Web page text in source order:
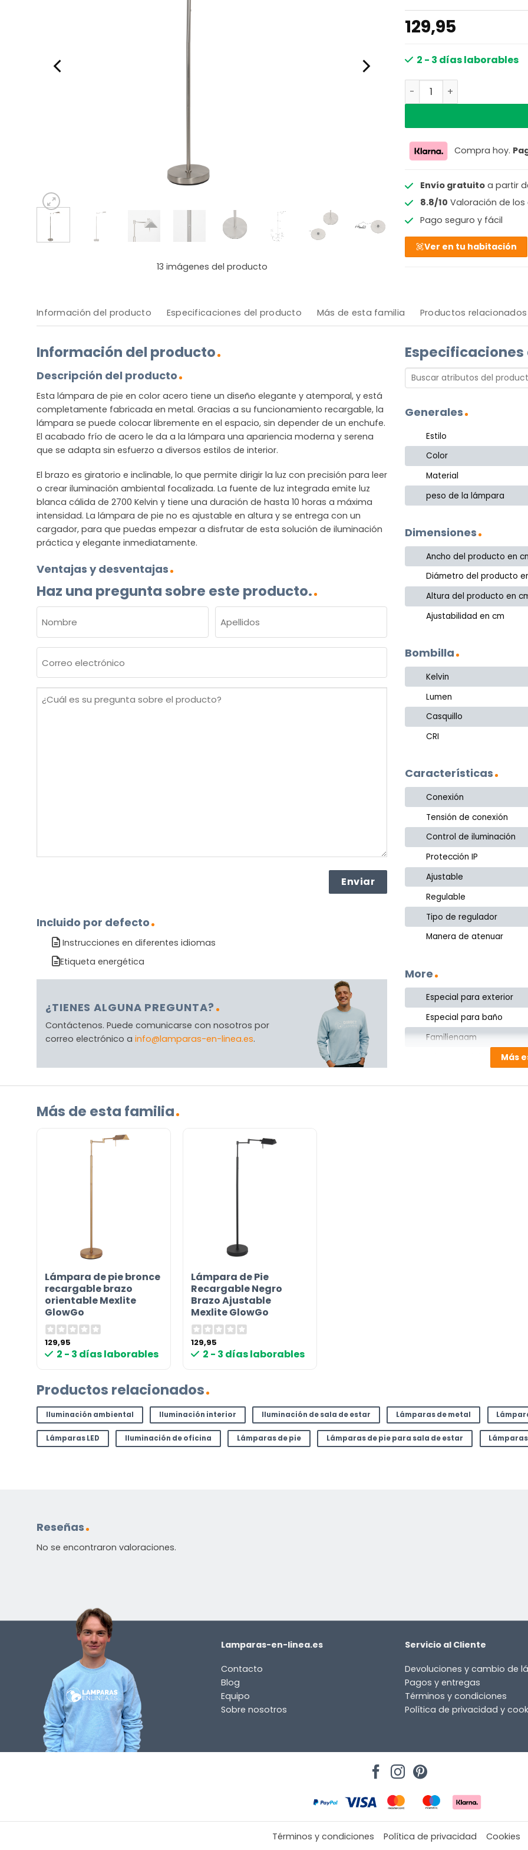
13 imágenes del producto
129,95
2 - 3 días laborables
Lámpara de Pie
Compra hoy.
Envío gratuitoa partir
8.8/10 Valoración de los
Pago seguro y fácil
Ver en tu habitación
Información del producto Especificaciones del producto Más de esta familia Productos relacionados
Información del producto
Descripción del producto
Esta lámpara de pie en color acero tiene un diseño elegante y atemporal, y está
completamente fabricada en metal. Gracias a su funcionamiento recargable, la
lámpara se puede colocar libremente en el espacio, sin depender de un enchufe.
El acabado frío de acero le da a la lámpara una apariencia moderna y serena
que se adapta sin esfuerzo a diversos estilos de interior.
El brazo es giratorio e inclinable, lo que permite dirigir la luz con precisión para leer
o crear iluminación ambiental focalizada. La fuente de luz integrada emite luz
blanca cálida de 2700 Kelvin y tiene una duración de hasta 10 horas a máxima
intensidad. La lámpara de pie no es ajustable en altura y se entrega con un
cargador, para que puedas empezar a disfrutar de esta solución de iluminación
práctica y elegante inmediatamente.
Ventajas y desventajas
Haz una pregunta sobre este producto.
(OBLIGATORIO)
Nombre Apellidos
electrónico
¿Cuál
Incluido por defecto
Instrucciones en diferentes idiomas
Etiqueta energética
¿TIENES ALGUNA PREGUNTA?
Contáctenos. Puede comunicarse con nosotros por
correo electrónico a info@lamparas-en-linea.es.
Generales
Estilo
Color
Material
peso de la lámpara
Dimensiones
Ancho del producto en
Diámetro del producto
Altura del producto en
Ajustabilidad en cm
Bombilla
Kelvin
Lumen
Casquillo
CRI
Características
Conexión
Tensión de conexión
Control de iluminación
Protección IP
Ajustable
Regulable
Tipo de regulador
Manera de atenuar
More
Especial para exterior
Especial para baño
Familienaam
Más
Más de esta familia
Lámpara de pie bronce
recargable brazo
orientable Mexlite
GlowGo
129,95
2 - 3 días laborables
Lámpara de Pie
Recargable Negro
Brazo Ajustable
Mexlite GlowGo
129,95
2 - 3 días laborables
Productos relacionados
Iluminación ambiental Iluminación interior Iluminación de sala de estar Lámparas de metal
Lámparas LED Iluminación de oficina Lámparas de pie Lámparas de pie para sala de estar
Reseñas
No se encontraron valoraciones.
Lamparas-en-linea.es
Contacto
Blog
Equipo
Sobre nosotros
Servicio al Cliente
Devoluciones y cambio de
Pagos y entregas
Términos y condiciones
Política de privacidad y
Términos y condiciones Política de privacidad Cookies